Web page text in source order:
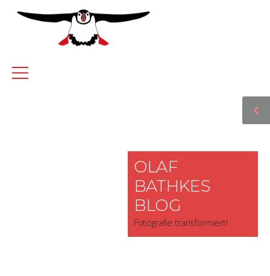
OLAF
BATHKES
BLOG
Fotografie transformiert!